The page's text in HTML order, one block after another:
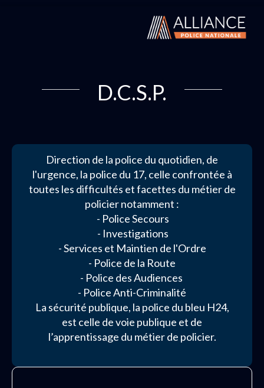
D.C.S.P.
Direction de la police du quotidien, de
l'urgence, la police du 17, celle confrontée à
toutes les difficultés et facettes du métier de
policier notamment :
- Police Secours
- Investigations
- Services et Maintien de l'Ordre
- Police de la Route
- Police des Audiences
- Police Anti-Criminalité
La sécurité publique, la police du bleu H24,
est celle de voie publique et de
l’apprentissage du métier de policier.